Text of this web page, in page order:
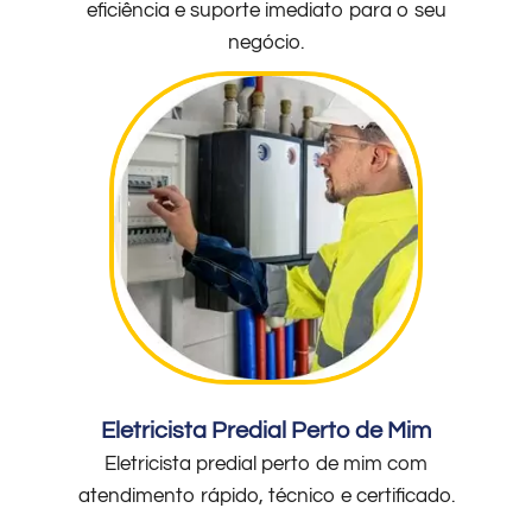
eficiência e suporte imediato para o seu
negócio.
Eletricista Predial Perto de Mim
Eletricista predial perto de mim com
atendimento rápido, técnico e certificado.